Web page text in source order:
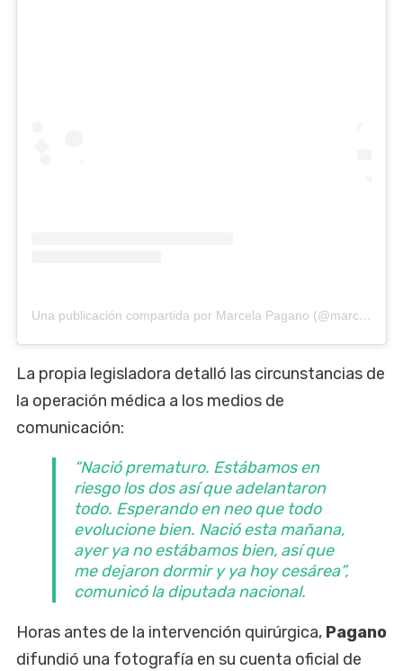
Una publicación compartida por Marcela Pagano (@marcelampagano)
La propia legisladora detalló las circunstancias de
la operación médica a los medios de
comunicación:
“Nació prematuro. Estábamos en
riesgo los dos así que adelantaron
todo. Esperando en neo que todo
evolucione bien. Nació esta mañana,
ayer ya no estábamos bien, así que
me dejaron dormir y ya hoy cesárea”,
comunicó la diputada nacional.
Horas antes de la intervención quirúrgica, Pagano
difundió una fotografía en su cuenta oficial de